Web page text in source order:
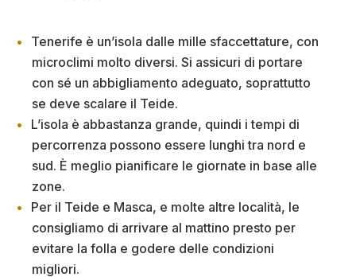
Tenerife è un’isola dalle mille sfaccettature, con
microclimi molto diversi. Si assicuri di portare
con sé un abbigliamento adeguato, soprattutto
se deve scalare il Teide.
L’isola è abbastanza grande, quindi i tempi di
percorrenza possono essere lunghi tra nord e
sud. È meglio pianificare le giornate in base alle
zone.
Per il Teide e Masca, e molte altre località, le
consigliamo di arrivare al mattino presto per
evitare la folla e godere delle condizioni
migliori.